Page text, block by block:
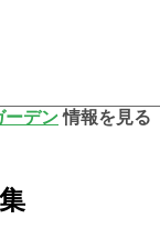
ーデン情報を見る